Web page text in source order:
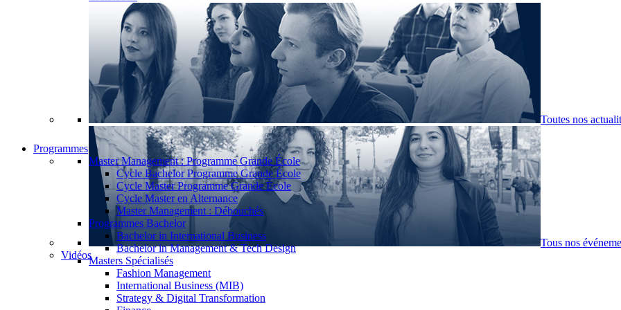
Toutes nos
Tous nos
Vidéos
Programmes
Master Management : Programme Grande École
Cycle Bachelor Programme Grande École
Cycle Master Programme Grande École
Cycle Master en Alternance
Master Management : Débouchés
Programmes Bachelor
Bachelor in International Business
Bachelor in Management & Tech Design
Masters Spécialisés
Fashion Management
International Business (MIB)
Strategy & Digital Transformation